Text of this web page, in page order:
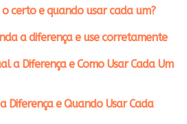
certo e quando usar cada um?
a diferença e use corretamente
a Diferença e Como Usar Cada Um
Diferença e Quando Usar Cada